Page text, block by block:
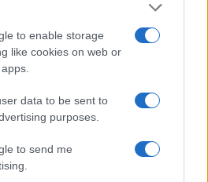
to enable storage
like cookies on web or
data to be sent to
purposes.
to send me
deposito con bombole, intervento dei
a Rudalza
a Monti d’à rena
meteo per il weekend a Olbia e in